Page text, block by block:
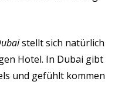
stellt sich natürlich
Hotel. In Dubai gibt
und gefühlt kommen